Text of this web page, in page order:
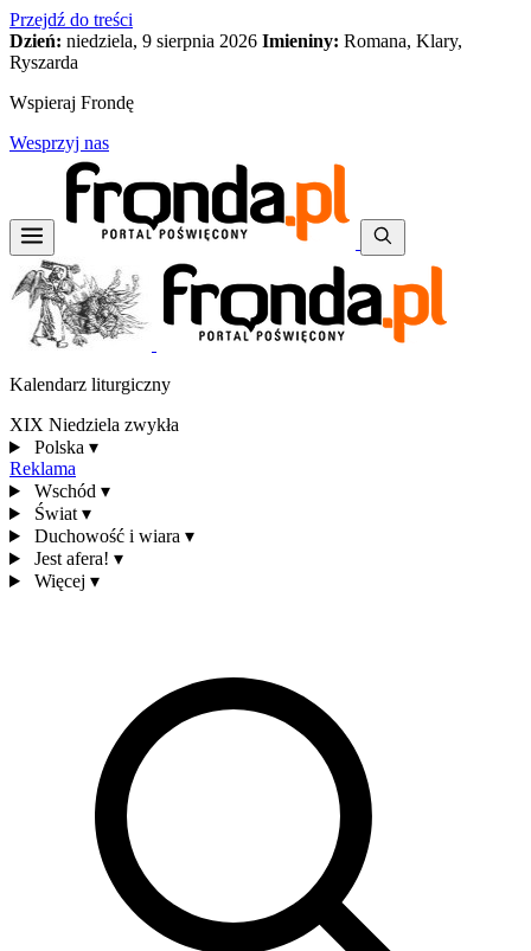
Przejdź do treści
Dzień: niedziela, 9 sierpnia 2026 Imieniny: Romana, Klary,
Ryszarda
Wspieraj Frondę
Wesprzyj nas
Kalendarz liturgiczny
XIX Niedziela zwykła
Polska ▾
Reklama
Wschód ▾
Świat ▾
Duchowość i wiara ▾
Jest afera! ▾
Więcej ▾